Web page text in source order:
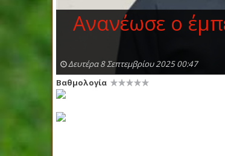
Ανανέωσε ο
Δευτέρα 8 Σεπτεμβρίου 2025 00:47
Βαθμολογία